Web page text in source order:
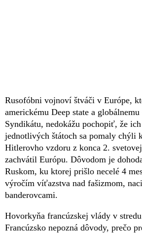
Rusofóbni vojnoví štváči v Európe,
americkému Deep state a
Syndikátu, nedokážu pochopiť, že
jednotlivých štátoch sa pomaly chýli
Hitlerovho vzdoru z konca 2.
zachvátil Európu. Dôvodom je
Ruskom, ku ktorej prišlo necelé 4
výročím víťazstva nad fašizmom,
banderovcami.
Hovorkyňa francúzskej vlády v
Francúzsko nepozná dôvody, prečo